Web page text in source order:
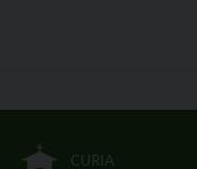
CURIA